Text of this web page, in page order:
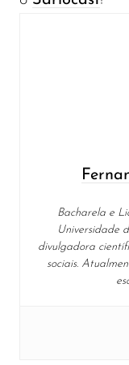
Bacharela e
Universidade
divulgadora
sociais.